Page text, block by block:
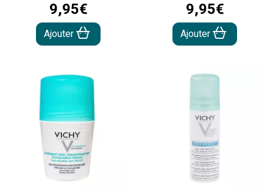
9,95€
Ajouter
9,95€
Ajouter